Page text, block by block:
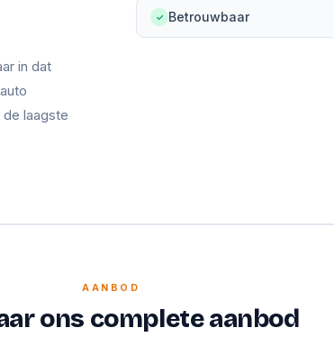
in dat
laagste
✓ Betrouwbaar
AANBOD
ons complete aanbod